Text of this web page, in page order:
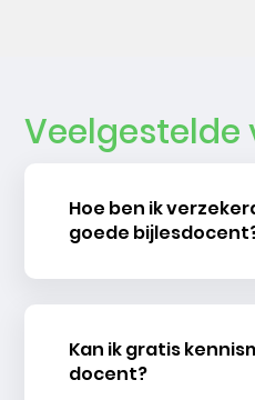
Veelgestelde
Hoe ben ik
goede
Kan ik gratis
docent?